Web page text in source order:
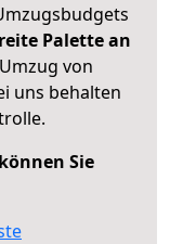
Palette an
von
uns behalten
Sie